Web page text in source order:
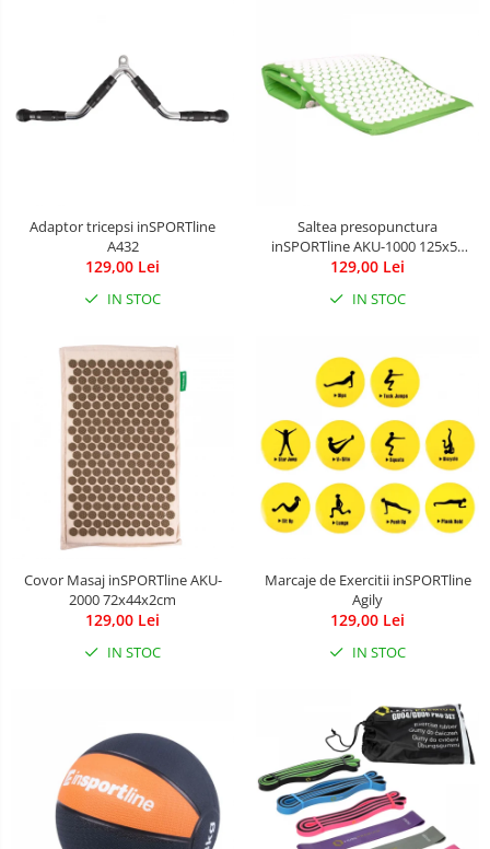
Adaptor tricepsi inSPORTline
A432
129,00 Lei
IN STOC
Saltea presopunctura
inSPORTline AKU-1000 125x50
cm
129,00 Lei
IN STOC
Covor Masaj inSPORTline AKU-
2000 72x44x2cm
129,00 Lei
IN STOC
Marcaje de Exercitii inSPORTline
Agily
129,00 Lei
IN STOC